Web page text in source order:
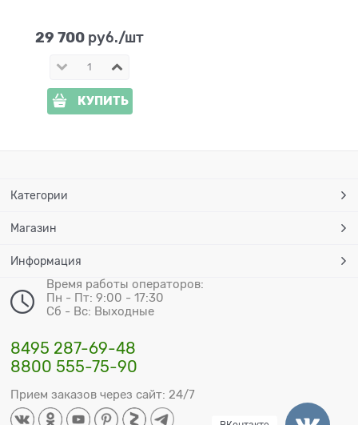
29 700 руб./шт
КУПИТЬ
Категории
Магазин
Информация
Время работы операторов:
Пн - Пт: 9:00 - 17:30
Сб - Вс: Выходные
8495 287-69-48
8800 555-75-90
Прием заказов через сайт: 24/7